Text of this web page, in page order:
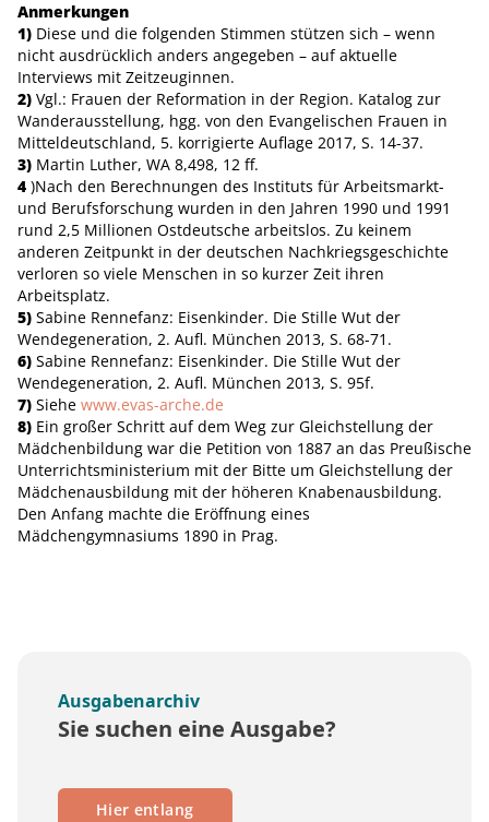
Anmerkungen
1) Diese und die folgenden Stimmen stützen sich – wenn
nicht ausdrücklich anders angegeben – auf aktuelle
Interviews mit Zeitzeuginnen.
2) Vgl.: Frauen der Reformation in der Region. Katalog zur
Wanderausstellung, hgg. von den Evangelischen Frauen in
Mitteldeutschland, 5. korrigierte Auflage 2017, S. 14-37.
3) Martin Luther, WA 8,498, 12 ff.
4 )Nach den Berechnungen des Instituts für Arbeitsmarkt-
und Berufsforschung wurden in den Jahren 1990 und 1991
rund 2,5 Millionen Ostdeutsche arbeitslos. Zu keinem
anderen Zeitpunkt in der deutschen Nachkriegsgeschichte
verloren so viele Menschen in so kurzer Zeit ihren
Arbeitsplatz.
5) Sabine Rennefanz: Eisenkinder. Die Stille Wut der
Wendegeneration, 2. Aufl. München 2013, S. 68-71.
6) Sabine Rennefanz: Eisenkinder. Die Stille Wut der
Wendegeneration, 2. Aufl. München 2013, S. 95f.
7) Siehe www.evas-arche.de
8) Ein großer Schritt auf dem Weg zur Gleichstellung der
Mädchenbildung war die Petition von 1887 an das Preußische
Unterrichtsministerium mit der Bitte um Gleichstellung der
Mädchenausbildung mit der höheren Knabenausbildung.
Den Anfang machte die Eröffnung eines
Mädchengymnasiums 1890 in Prag.
Ausgabenarchiv
Sie suchen eine Ausgabe?
Hier entlang